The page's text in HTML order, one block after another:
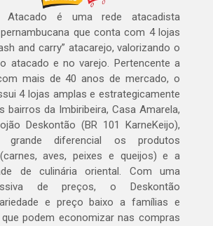
Atacado é uma rede atacadista
que conta com 4 lojas
and carry” atacarejo, valorizando o
atacado e no varejo. Pertencente a
mais de 40 anos de mercado, o
4 lojas amplas e estrategicamente
bairros da Imbiribeira, Casa Amarela,
Deskontão (BR 101 KarneKeijo),
grande diferencial os produtos
aves, peixes e queijos) e a
de culinária oriental. Com uma
de preços, o Deskontão
e preço baixo a famílias e
podem economizar nas compras